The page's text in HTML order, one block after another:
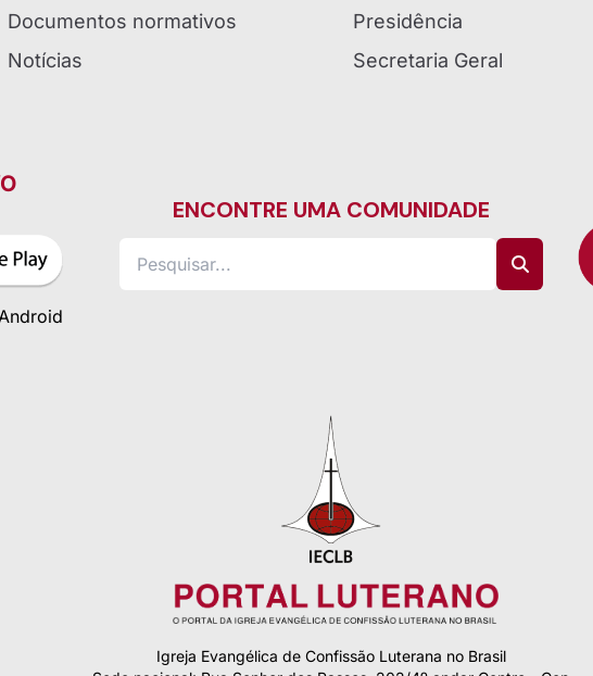
Documentos normativos
Notícias
Presidência
Secretaria Geral
ENCONTRE UMA COMUNIDADE
Igreja Evangélica de Confissão Luterana no Brasil